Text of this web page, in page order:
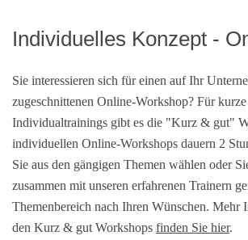
Individuelles Konzept -
Sie interessieren sich für einen auf Ihr
zugeschnittenen Online-Workshop? Für
Individualtrainings gibt es die "Kurz & gut"
individuellen Online-Workshops dauern 2
Sie aus den gängigen Themen wählen oder
zusammen mit unseren erfahrenen Trainern
Themenbereich nach Ihren Wünschen. Mehr
den Kurz & gut Workshops finden Sie hier.